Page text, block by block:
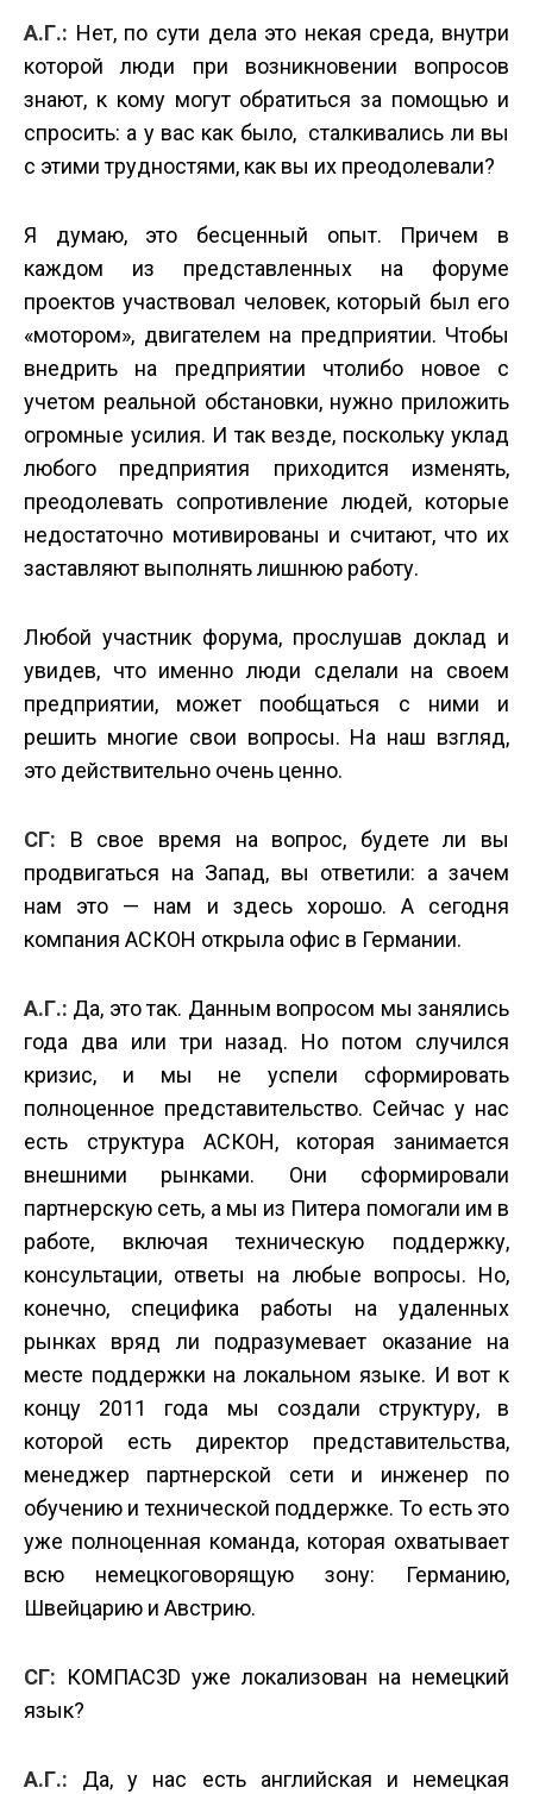
А.Г.: Нет, по сути дела это некая среда, внутри
которой люди при возникновении вопросов
знают, к кому могут обратиться за помощью и
спросить: а у вас как было, сталкивались ли вы
с этими трудностями, как вы их преодолевали?
Я думаю, это бесценный опыт. Причем в
каждом из представленных на форуме
проектов участвовал человек, который был его
«мотором», двигателем на предприятии. Чтобы
внедрить на предприятии что­либо новое с
учетом реальной обстановки, нужно приложить
огромные усилия. И так везде, поскольку уклад
любого предприятия приходится изменять,
преодолевать сопротивление людей, которые
недостаточно мотивированы и считают, что их
заставляют выполнять лишнюю работу.
Любой участник форума, прослушав доклад и
увидев, что именно люди сделали на своем
предприятии, может пообщаться с ними и
решить многие свои вопросы. На наш взгляд,
это действительно очень ценно.
СГ: В свое время на вопрос, будете ли вы
продвигаться на Запад, вы ответили: а зачем
нам это — нам и здесь хорошо. А сегодня
компания АСКОН открыла офис в Германии.
А.Г.: Да, это так. Данным вопросом мы занялись
года два или три назад. Но потом случился
кризис, и мы не успели сформировать
полноценное представительство. Сейчас у нас
есть структура АСКОН, которая занимается
внешними рынками. Они сформировали
партнерскую сеть, а мы из Питера помогали им в
работе, включая техническую поддержку,
консультации, ответы на любые вопросы. Но,
конечно, специфика работы на удаленных
рынках вряд ли подразумевает оказание на
месте поддержки на локальном языке. И вот к
концу 2011 года мы создали структуру, в
которой есть директор представительства,
менеджер партнерской сети и инженер по
обучению и технической поддержке. То есть это
уже полноценная команда, которая охватывает
всю немецкоговорящую зону: Германию,
Швейцарию и Австрию.
СГ: КОМПАС­3D уже локализован на немецкий
язык?
А.Г.: Да, у нас есть английская и немецкая